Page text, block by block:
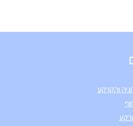
והקרקע